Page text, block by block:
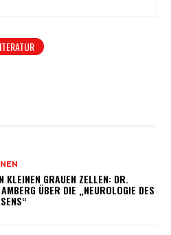
KLEINEN GRAUEN ZELLEN: DR.
ÜBER DIE „NEUROLOGIE DES